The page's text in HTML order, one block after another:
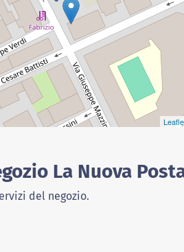
La Nuova
del negozio.